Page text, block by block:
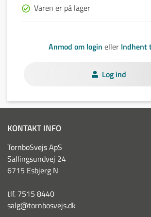
Varen er på lager
Anmod om login eller Indhent
Log ind
KONTAKT INFO
TornboSvejs ApS
Sallingsundvej 24
6715 Esbjerg N
tlf. 7515 8440
salg@tornbosvejs.dk